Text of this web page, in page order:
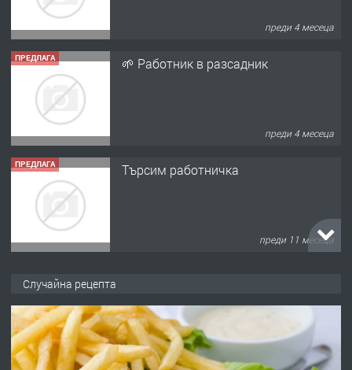
преди 4 месеца
ПРЕДЛАГА 🌱 Работник в разсадник
преди 4 месеца
ПРЕДЛАГА Търсим работничка
преди 11 месеца
преди 1 година
Случайна рецепта